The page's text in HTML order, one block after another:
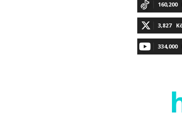
160,200
3,827
334,000